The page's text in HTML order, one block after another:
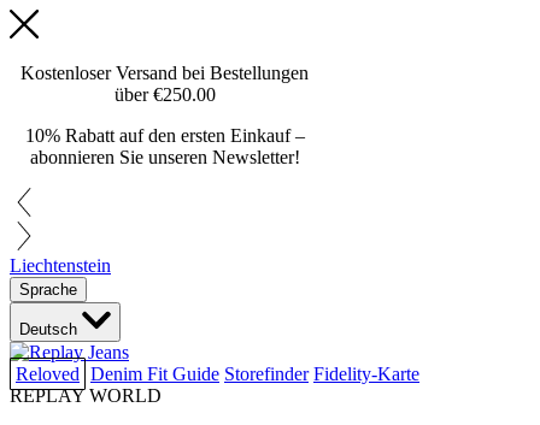
Kostenloser Versand bei Bestellungen
über€250.00
10% Rabatt auf den ersten Einkauf –
abonnieren Sie unseren Newsletter!
Liechtenstein
Sprache
Deutsch
Reloved Denim Fit Guide Storefinder Fidelity-Karte
REPLAY WORLD